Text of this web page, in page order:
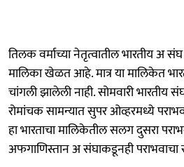
तिलक वर्माच्या नेतृत्वातील भारतीय अ
मालिका खेळत आहे. मात्र या मालिकेत
चांगली झालेली नाही. सोमवारी भारतीय
रोमांचक सामन्यात सुपर ओव्हरमध्ये
हा भारताचा मालिकेतील सलग दुसरा
अफगाणिस्तान अ संघाकडूनही पराभवाचा